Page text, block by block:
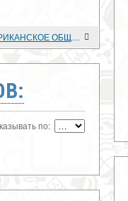
М. М. СИРОТИНСКАЯ. АМЕРИКАНСКОЕ ОБЩЕСТВО И ФРАНЦУЗСКАЯ РЕСПУБЛИКА. 1848-1852
по: